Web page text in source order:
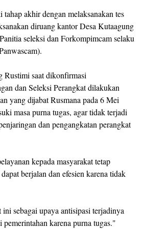
tahap akhir dengan melaksanakan tes
diruang kantor Desa Kutaagung
seleksi dan Forkompimcam selaku
Rustimi saat dikonfirmasi
dan Seleksi Perangkat dilakukan
yang dijabat Rusmana pada 6 Mei
masa purna tugas, agar tidak terjadi
dan pengangkatan perangkat
kepada masyarakat tetap
berjalan dan efesien karena tidak
sebagai upaya antisipasi terjadinya
pemerintahan karena purna tugas."